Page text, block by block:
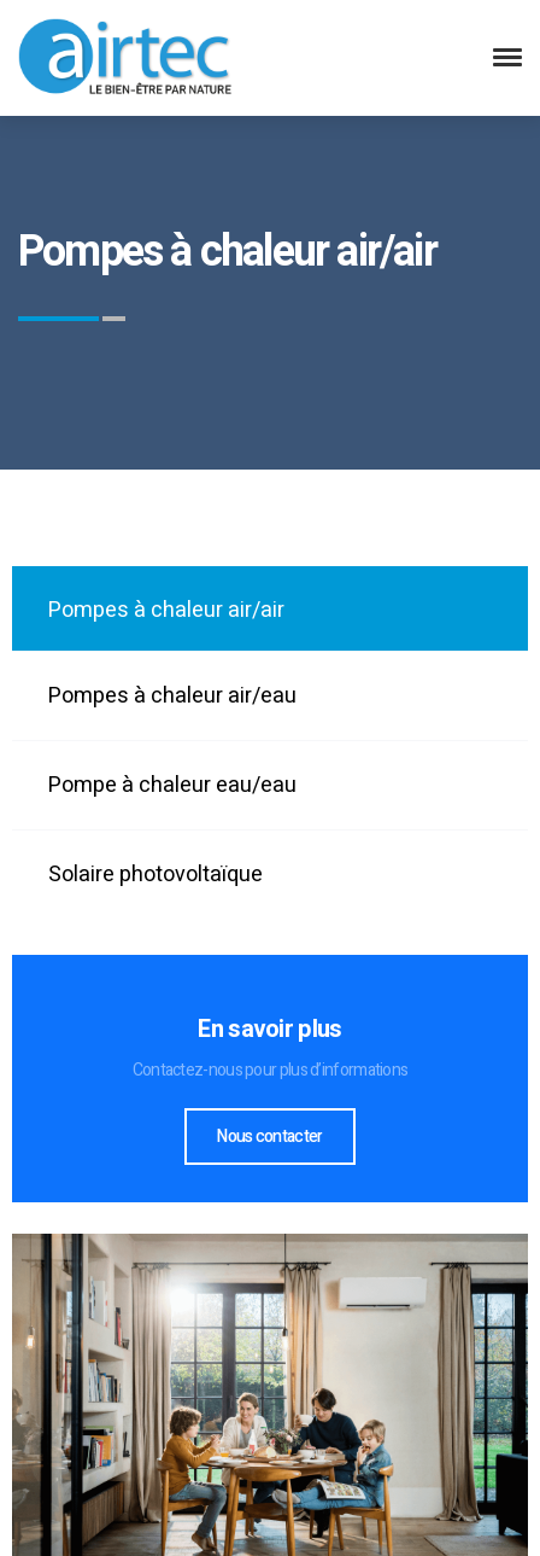
Pompes à chaleur air/air
Pompes à chaleur air/air
Pompes à chaleur air/eau
Pompe à chaleur eau/eau
Solaire photovoltaïque
En savoir plus
Contactez-nous pour plus d’informations
Nous contacter